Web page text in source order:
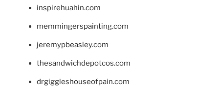
inspirehuahin.com
memmingerspainting.com
jeremypbeasley.com
thesandwichdepotcos.com
drgiggleshouseofpain.com